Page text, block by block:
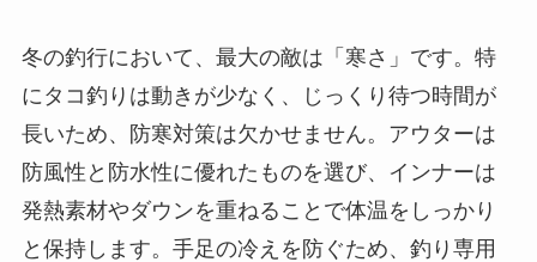
冬の釣行において、最大の敵は「寒さ」です。特
にタコ釣りは動きが少なく、じっくり待つ時間が
長いため、防寒対策は欠かせません。アウターは
防風性と防水性に優れたものを選び、インナーは
発熱素材やダウンを重ねることで体温をしっかり
と保持します。手足の冷えを防ぐため、釣り専用